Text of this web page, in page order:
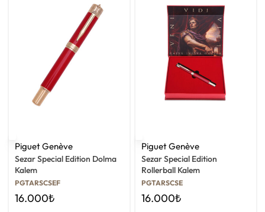
Piguet Genève
Sezar Special Edition Dolma
Kalem
PGTARSCSEF
16.000₺
Piguet Genève
Sezar Special Edition
Rollerball Kalem
PGTARSCSE
16.000₺